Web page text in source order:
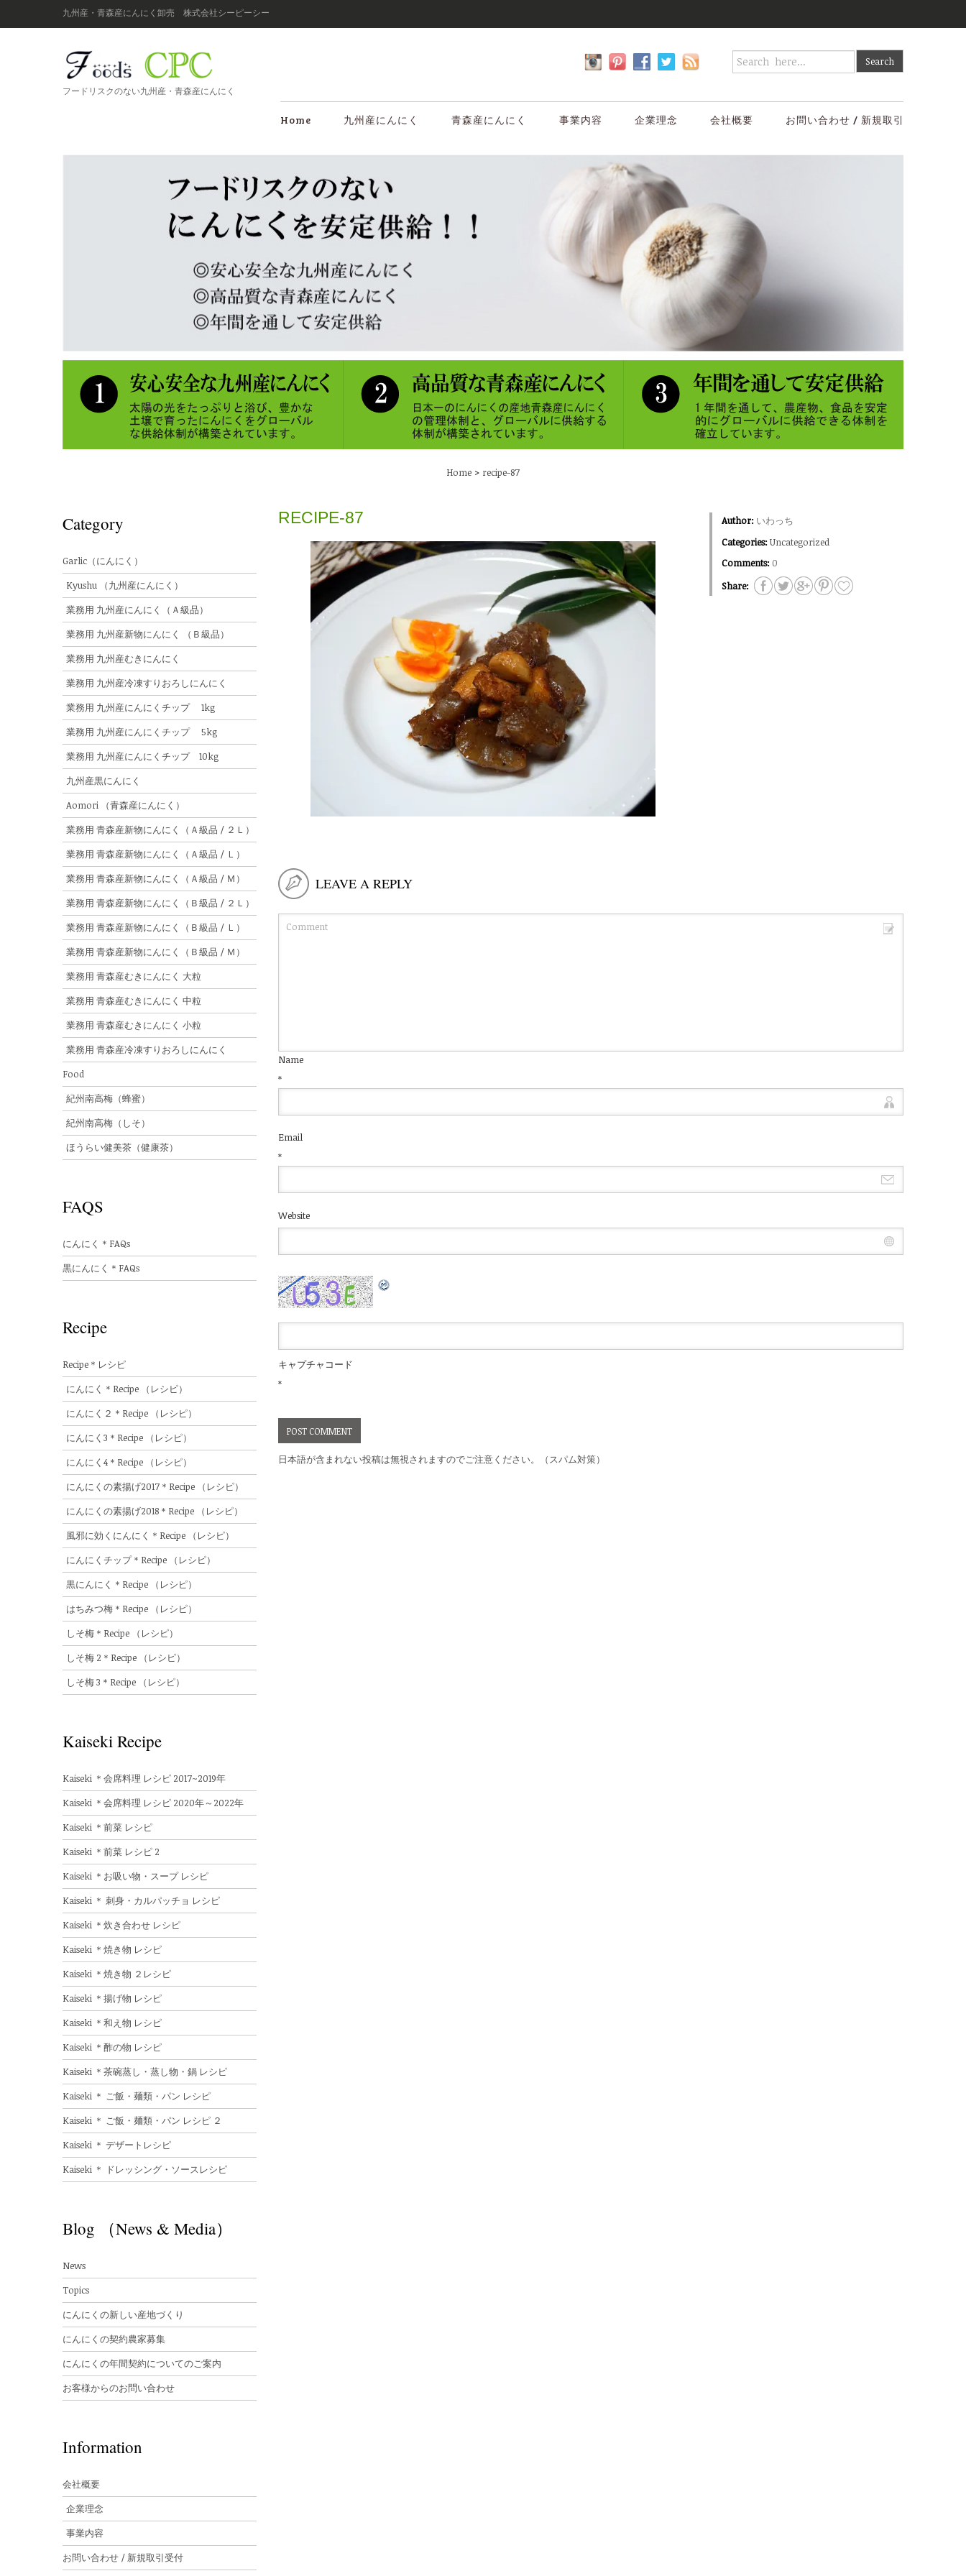
九州産・青森産にんにく卸売 株式会社シーピーシー
フードリスクのない九州産・青森産にんにく
Home 九州産にんにく 青森産にんにく 事業内容 企業理念 会社概要 お問い合わせ / 新規取引
Home > recipe-87
Author: いわっち
Categories:Uncategorized
Comments: 0
Share:
RECIPE-87
LEAVE A REPLY
Name
*
Email
*
Website
キャプチャコード
*
日本語が含まれない投稿は無視されますのでご注意ください。（スパム対策）
Category
Garlic（にんにく）
Kyushu （九州産にんにく）
業務用 九州産にんにく（Ａ級品）
業務用 九州産新物にんにく （Ｂ級品）
業務用 九州産むきにんにく
業務用 九州産冷凍すりおろしにんにく
業務用 九州産にんにくチップ 1kg
業務用 九州産にんにくチップ 5kg
業務用 九州産にんにくチップ 10kg
九州産黒にんにく
Aomori （青森産にんにく）
業務用 青森産新物にんにく（Ａ級品 / ２Ｌ）
業務用 青森産新物にんにく（Ａ級品 / Ｌ）
業務用 青森産新物にんにく（Ａ級品 / Ｍ）
業務用 青森産新物にんにく（Ｂ級品 / ２Ｌ）
業務用 青森産新物にんにく（Ｂ級品 / Ｌ）
業務用 青森産新物にんにく（Ｂ級品 / Ｍ）
業務用 青森産むきにんにく 大粒
業務用 青森産むきにんにく 中粒
業務用 青森産むきにんにく 小粒
業務用 青森産冷凍すりおろしにんにく
Food
紀州南高梅（蜂蜜）
紀州南高梅（しそ）
ほうらい健美茶（健康茶）
FAQS
にんにく＊FAQs
黒にんにく＊FAQs
Recipe
Recipe＊レシピ
にんにく＊Recipe （レシピ）
にんにく２＊Recipe （レシピ）
にんにく3＊Recipe （レシピ）
にんにく4＊Recipe （レシピ）
にんにくの素揚げ2017＊Recipe （レシピ）
にんにくの素揚げ2018＊Recipe （レシピ）
風邪に効くにんにく＊Recipe （レシピ）
にんにくチップ＊Recipe （レシピ）
黒にんにく＊Recipe （レシピ）
はちみつ梅＊Recipe （レシピ）
しそ梅＊Recipe （レシピ）
しそ梅 2＊Recipe （レシピ）
しそ梅 3＊Recipe （レシピ）
Kaiseki Recipe
Kaiseki ＊会席料理 レシピ 2017~2019年
Kaiseki ＊会席料理 レシピ 2020年～2022年
Kaiseki ＊前菜 レシピ
Kaiseki ＊前菜 レシピ 2
Kaiseki ＊お吸い物・スープ レシピ
Kaiseki ＊ 刺身・カルパッチョ レシピ
Kaiseki ＊炊き合わせ レシピ
Kaiseki ＊焼き物 レシピ
Kaiseki ＊焼き物 ２レシピ
Kaiseki ＊揚げ物 レシピ
Kaiseki ＊和え物 レシピ
Kaiseki ＊酢の物 レシピ
Kaiseki ＊茶碗蒸し・蒸し物・鍋 レシピ
Kaiseki ＊ ご飯・麺類・パン レシピ
Kaiseki ＊ ご飯・麺類・パン レシピ ２
Kaiseki ＊ デザートレシピ
Kaiseki ＊ ドレッシング・ソースレシピ
Blog （News & Media）
News
Topics
にんにくの新しい産地づくり
にんにくの契約農家募集
にんにくの年間契約についてのご案内
お客様からのお問い合わせ
Information
会社概要
企業理念
事業内容
お問い合わせ / 新規取引受付